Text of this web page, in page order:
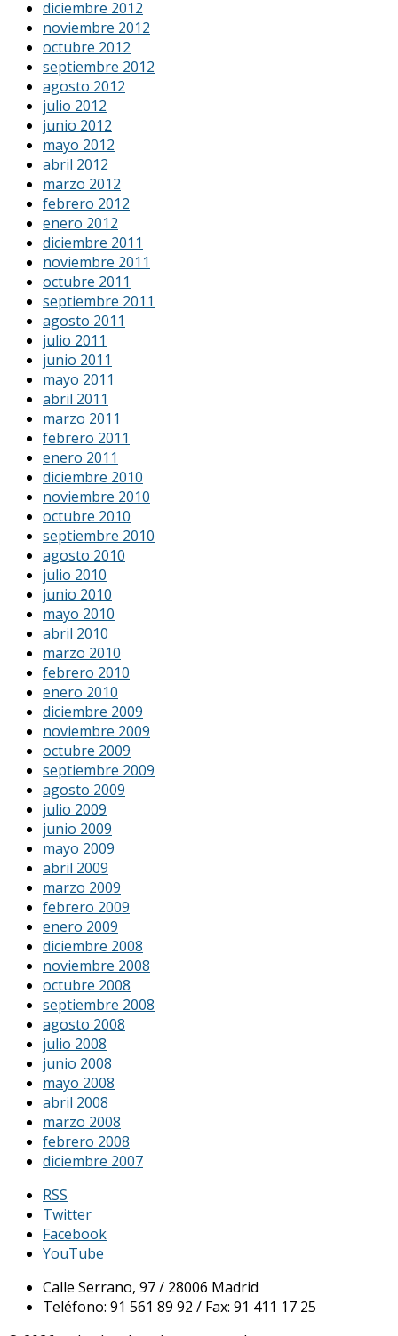
diciembre 2012
noviembre 2012
octubre 2012
septiembre 2012
agosto 2012
julio 2012
junio 2012
mayo 2012
abril 2012
marzo 2012
febrero 2012
enero 2012
diciembre 2011
noviembre 2011
octubre 2011
septiembre 2011
agosto 2011
julio 2011
junio 2011
mayo 2011
abril 2011
marzo 2011
febrero 2011
enero 2011
diciembre 2010
noviembre 2010
octubre 2010
septiembre 2010
agosto 2010
julio 2010
junio 2010
mayo 2010
abril 2010
marzo 2010
febrero 2010
enero 2010
diciembre 2009
noviembre 2009
octubre 2009
septiembre 2009
agosto 2009
julio 2009
junio 2009
mayo 2009
abril 2009
marzo 2009
febrero 2009
enero 2009
diciembre 2008
noviembre 2008
octubre 2008
septiembre 2008
agosto 2008
julio 2008
junio 2008
mayo 2008
abril 2008
marzo 2008
febrero 2008
diciembre 2007
RSS
Twitter
Facebook
YouTube
Calle Serrano, 97 / 28006 Madrid
Teléfono: 91 561 89 92 / Fax: 91 411 17 25